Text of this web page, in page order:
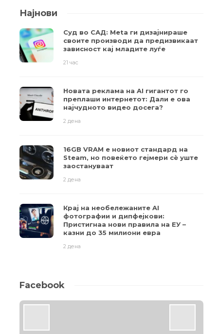
Најнови
Суд во САД: Meta ги дизајнираше
своите производи да предизвикаат
зависност кај младите луѓе
21 час
Новата реклама на AI гигантот го
преплаши интернетот: Дали е ова
најчудното видео досега?
2 дена
16GB VRAM е новиот стандард на
Steam, но повеќето гејмери ​​сè уште
заостануваат
2 дена
Крај на необележаните AI
фотографии и дипфејкови:
Пристигнаа нови правила на ЕУ –
казни до 35 милиони евра
2 дена
Facebook